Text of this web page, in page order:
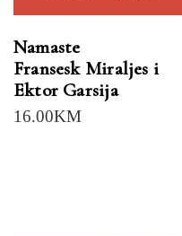
Namaste
Fransesk Miraljes i
Ektor Garsija
16.00KM